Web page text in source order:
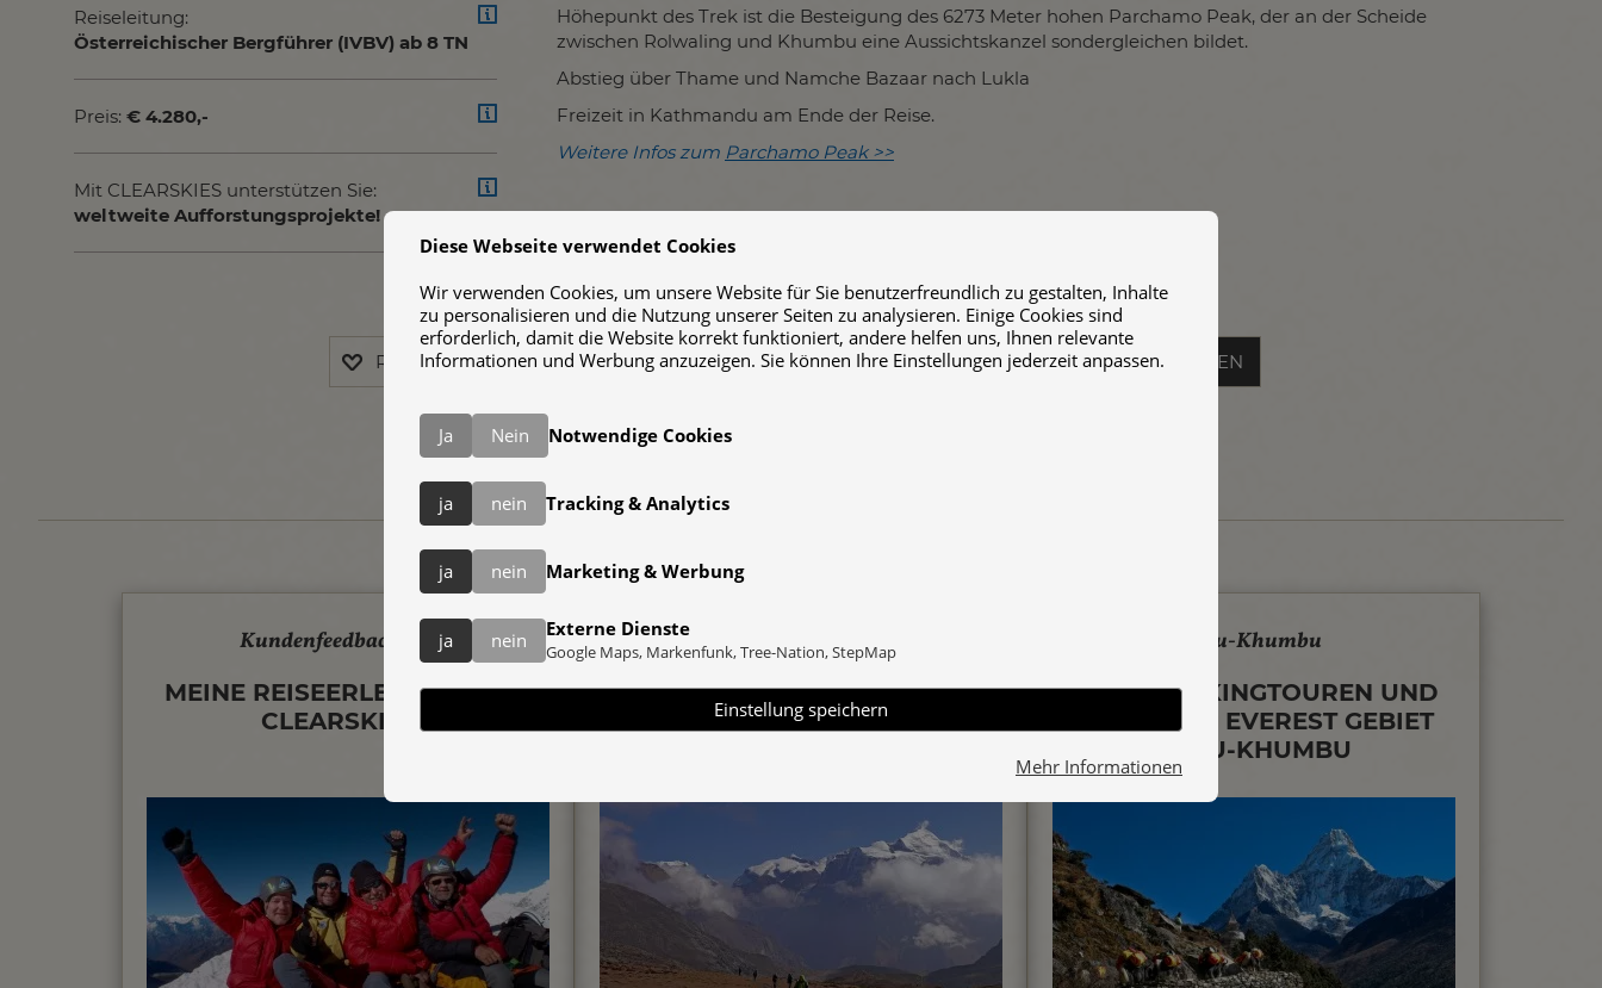
Reiseleitung:
Österreichischer Bergführer (IVBV) ab 8 TN
Preis: € 4.280,-
Mit CLEARSKIES unterstützen Sie:
weltweite Aufforstungsprojekte!
Höhepunkt des Trek ist die Besteigung des 6273 Meter hohen Parchamo Peak, der an der Scheide
zwischen Rolwaling und Khumbu eine Aussichtskanzel sondergleichen bildet.
Abstieg über Thame und Namche Bazaar nach Lukla
Freizeit in Kathmandu am Ende der Reise.
Weitere Infos zum Parchamo Peak >>
Reise merken PDF Download UNVERBINDLICH ANFRAGEN REISE BUCHEN
Das könnte Sie auch interessieren
Kundenfeedback Nepal
MEINE REISEERLEBNISSE MIT
CLEARSKIES...
Annapurna Himal
ALLE TREKKINGTOUREN UND
ROUTEN IM ANNAPURNA
Solu-Khumbu
ALLE TREKKINGTOUREN UND
ROUTEN IM EVEREST GEBIET
SOLU-KHUMBU
Diese Webseite verwendet Cookies
Wir verwenden Cookies, um unsere Website für Sie benutzerfreundlich zu gestalten, Inhalte
zu personalisieren und die Nutzung unserer Seiten zu analysieren. Einige Cookies sind
erforderlich, damit die Website korrekt funktioniert, andere helfen uns, Ihnen relevante
Informationen und Werbung anzuzeigen. Sie können Ihre Einstellungen jederzeit anpassen.
Ja Nein Notwendige Cookies
ja nein Tracking & Analytics
ja nein Marketing & Werbung
ja nein Externe Dienste
Google Maps, Markenfunk, Tree-Nation, StepMap
Einstellung speichern
Mehr Informationen